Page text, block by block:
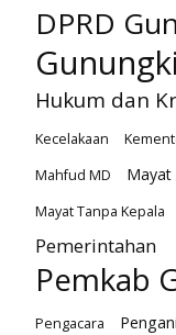
DPRD
Hukum dan
Kecelakaan
Mahfud MD
Mayat
Mayat Tanpa Kepala
Pemerintahan
Pemkab
Pengacara